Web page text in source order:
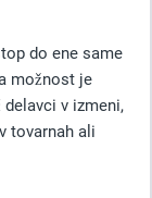
do ene same
možnost je
v izmeni,
tovarnah ali